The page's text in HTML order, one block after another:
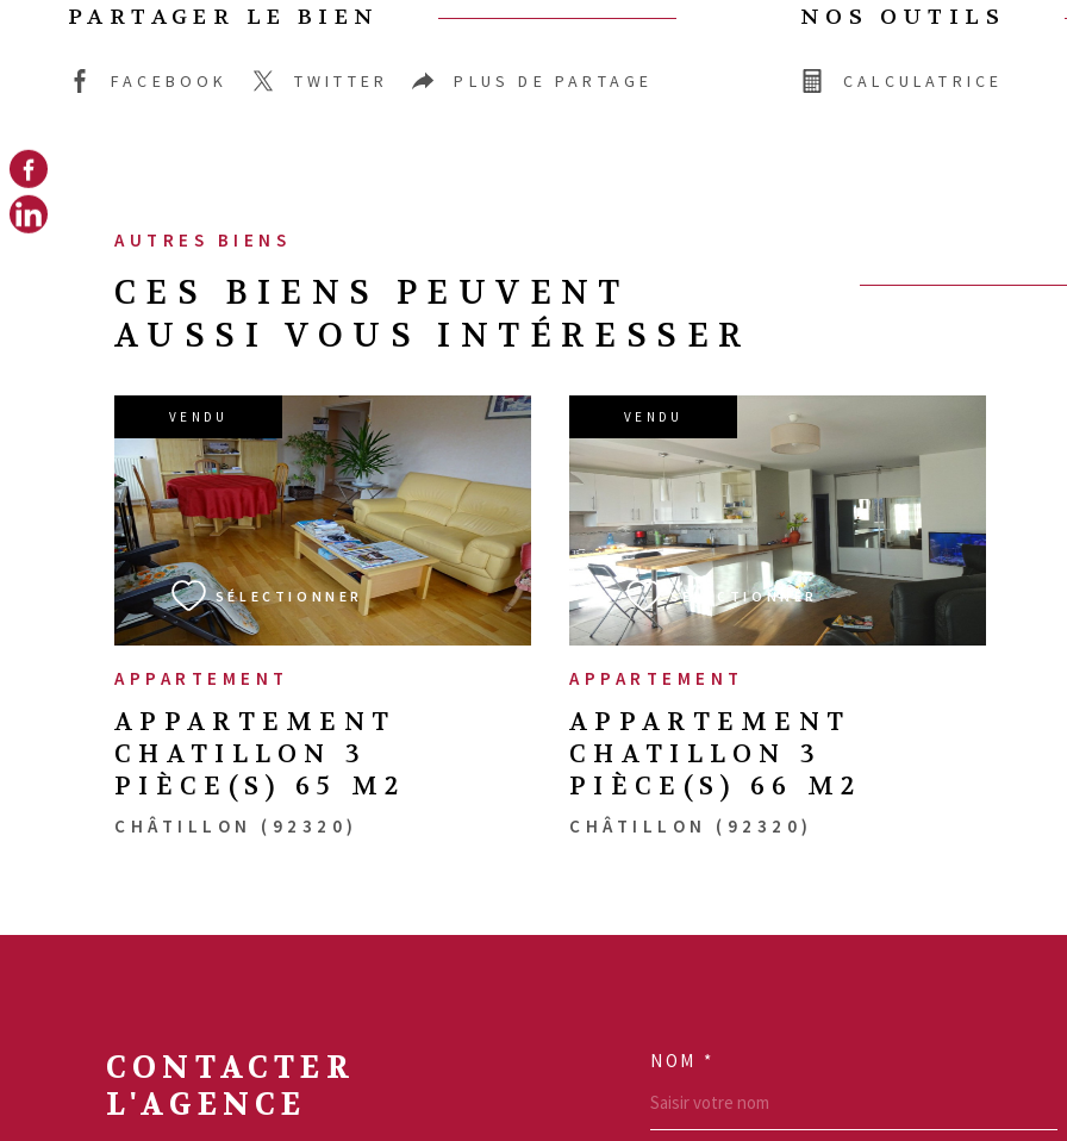
PARTAGER LE BIEN
FACEBOOK TWITTER PLUS DE PARTAGE
NOS OUTILS
CALCULATRICE
AUTRES BIENS
CES BIENS PEUVENT
AUSSI VOUS INTÉRESSER
APPARTEMENT
APPARTEMENT
CHATILLON 3
PIÈCE(S) 65 M2
CHÂTILLON (92320)
VENDU
SÉLECTIONNER
VOIR LE BIEN
APPARTEMENT
APPARTEMENT
CHATILLON 3
PIÈCE(S) 66 M2
CHÂTILLON (92320)
VENDU
SÉLECTIONNER
VOIR LE BIEN
CONTACTER
L'AGENCE
NOM *